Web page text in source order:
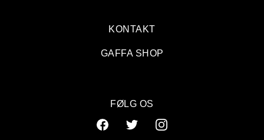
KONTAKT
GAFFA SHOP
FØLG OS